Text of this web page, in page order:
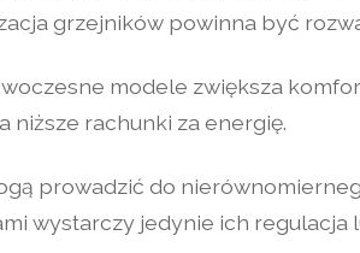
grzejników powinna być
modele zwiększa
niższe rachunki za energię.
prowadzić do
wystarczy jedynie ich regulacja